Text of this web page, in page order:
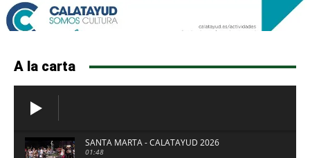
A la carta
SANTA MARTA - CALATAYUD 2026
01:48